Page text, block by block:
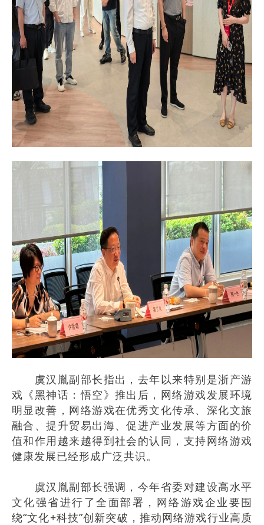
虞汉胤副部长指出，去年以来特别是浙产游
戏《黑神话：悟空》推出后，网络游戏发展环境
明显改善，网络游戏在优秀文化传承、深化文旅
融合、提升贸易出海、促进产业发展等方面的价
值和作用越来越得到社会的认同，支持网络游戏
健康发展已经形成广泛共识。
虞汉胤副部长强调，今年省委对建设高水平
文化强省进行了全面部署，网络游戏企业要围
绕“文化+科技”创新突破，推动网络游戏行业高质